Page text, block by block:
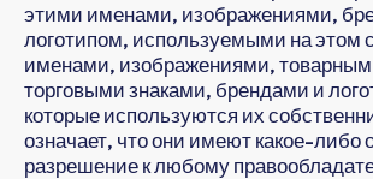
этими именами, изображениями,
логотипом, используемыми на этом
именами, изображениями,
торговыми знаками, брендами и
которые используются их
означает, что они имеют какое-либо
разрешение к любому